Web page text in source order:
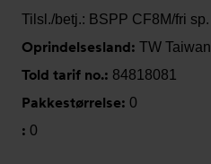
Tilsl./betj.: BSPP CF8M/fri sp.
Oprindelsesland: TW Taiwan
Told tarif no.: 84818081
Pakkestørrelse: 0
: 0